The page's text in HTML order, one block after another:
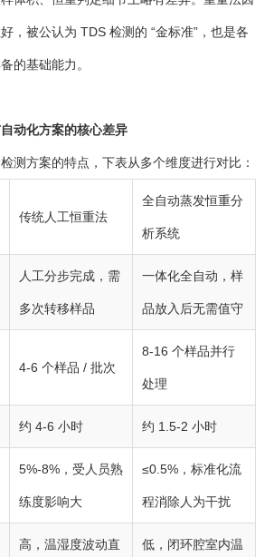
，被公认为 TDS 检测的 “金标准”，也是各
的基础能力。
动化方案的核心差异
测方案的特点，下表从多个维度进行对比：
传统人工恒重法
全自动蒸发恒重分
析系统
人工分步完成，需
多次转移样品
一体化全自动，样
品放入后无需值守
4-6 个样品 / 批次
8-16 个样品并行
处理
约 4-6 小时 约 1.5-2 小时
5%-8%，受人员熟
练度影响大
≤0.5%，标准化流
程消除人为干扰
高，温湿度波动直 低，闭环腔室内温